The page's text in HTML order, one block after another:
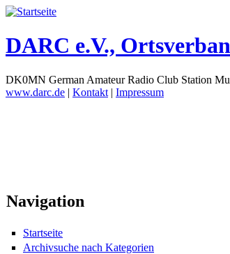
DARC e.V.,
DK0MN German Amateur Radio Club Station
www.darc.de | Kontakt | Impressum
Navigation
Startseite
Archivsuche nach Kategorien